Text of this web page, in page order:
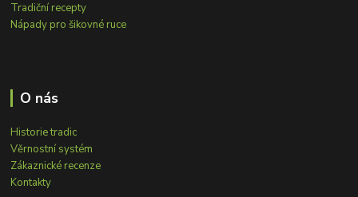
Tradiční recepty
Nápady pro šikovné ruce
O nás
Historie tradic
Věrnostní systém
Zákaznické recenze
Kontakty